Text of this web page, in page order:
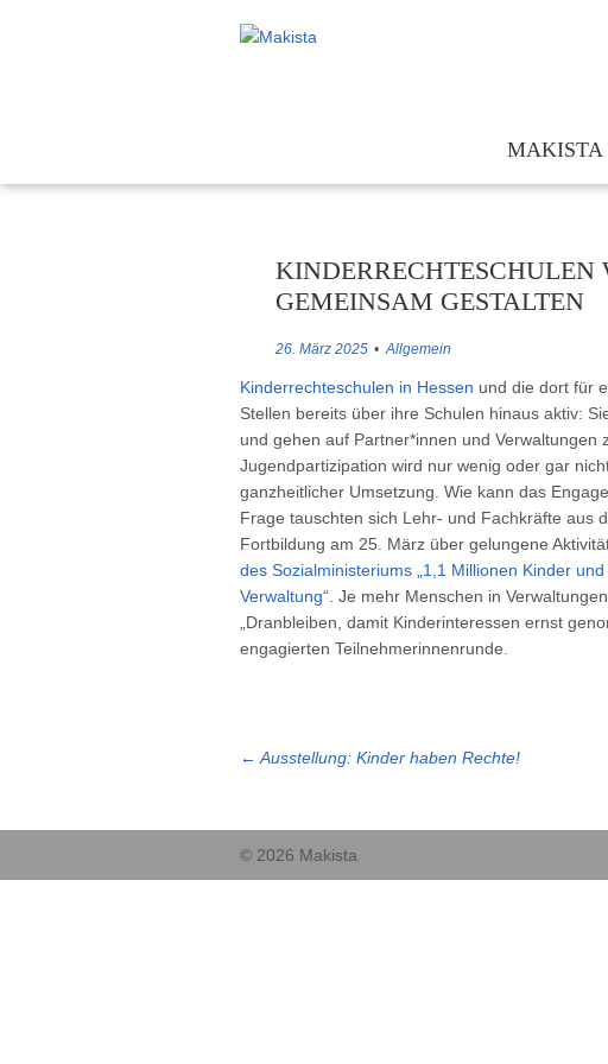
MAKISTA
Fördern
GEMEINSAM GESTALTEN
26. März 2025 Allgemein
Kinderrechteschulen in Hessen und die dort für
Stellen bereits über ihre Schulen hinaus aktiv:
und gehen auf Partner*innen und
Jugendpartizipation wird nur wenig oder gar
ganzheitlicher Umsetzung. Wie kann das
Frage tauschten sich Lehr- und Fachkräfte aus
Fortbildung am 25. März über gelungene
des Sozialministeriums „1,1 Millionen Kinder
Verwaltung“ . Je mehr Menschen in
„Dranbleiben, damit Kinderinteressen ernst
engagierten Teilnehmerinnenrunde.
← Ausstellung: Kinder haben Rechte!
© 2026 Makista